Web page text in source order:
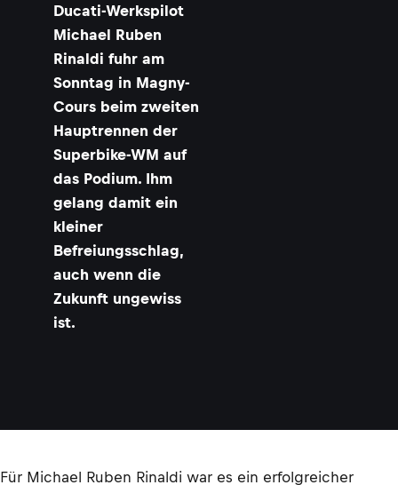
Ducati-Werkspilot
Michael Ruben
Rinaldi fuhr am
Sonntag in Magny-
Cours beim zweiten
Hauptrennen der
Superbike-WM auf
das Podium. Ihm
gelang damit ein
kleiner
Befreiungsschlag,
auch wenn die
Zukunft ungewiss
ist.
Für Michael Ruben Rinaldi war es ein erfolgreicher